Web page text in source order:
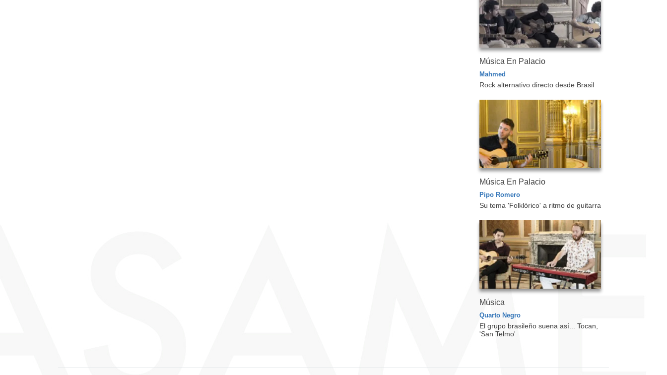
Música En Palacio
Mahmed
Rock alternativo directo desde Brasil
Música En Palacio
Pipo Romero
Su tema 'Folklórico' a ritmo de guitarra
Música
Quarto Negro
El grupo brasileño suena así... Tocan,
'San Telmo'